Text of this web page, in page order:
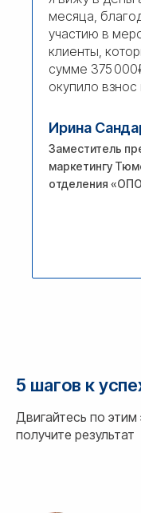
месяца,
участию в
клиенты,
сумме 375
окупило взнос
Ирина
Заместитель
маркетингу
отделения
5 шагов к
Двигайтесь по
получите результат